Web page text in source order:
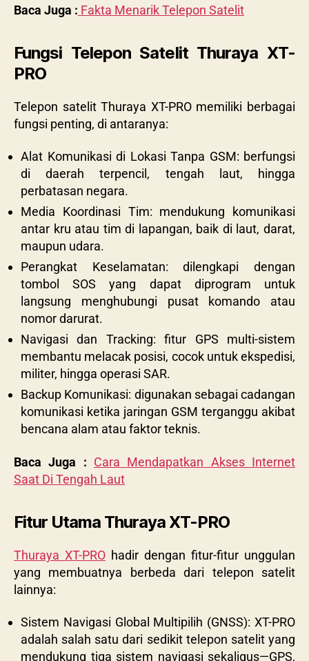
Baca Juga : Fakta Menarik Telepon Satelit
Fungsi Telepon Satelit Thuraya XT-
PRO
Telepon satelit Thuraya XT-PRO memiliki berbagai
fungsi penting, di antaranya:
Alat Komunikasi di Lokasi Tanpa GSM: berfungsi
di daerah terpencil, tengah laut, hingga
perbatasan negara.
Media Koordinasi Tim: mendukung komunikasi
antar kru atau tim di lapangan, baik di laut, darat,
maupun udara.
Perangkat Keselamatan: dilengkapi dengan
tombol SOS yang dapat diprogram untuk
langsung menghubungi pusat komando atau
nomor darurat.
Navigasi dan Tracking: fitur GPS multi-sistem
membantu melacak posisi, cocok untuk ekspedisi,
militer, hingga operasi SAR.
Backup Komunikasi: digunakan sebagai cadangan
komunikasi ketika jaringan GSM terganggu akibat
bencana alam atau faktor teknis.
Baca Juga : Cara Mendapatkan Akses Internet
Saat Di Tengah Laut
Fitur Utama Thuraya XT-PRO
Thuraya XT-PRO hadir dengan fitur-fitur unggulan
yang membuatnya berbeda dari telepon satelit
lainnya:
Sistem Navigasi Global Multipilih (GNSS): XT-PRO
adalah salah satu dari sedikit telepon satelit yang
mendukung tiga sistem navigasi sekaligus—GPS,